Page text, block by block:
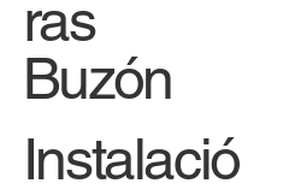
Cerradu
ras
Buzón